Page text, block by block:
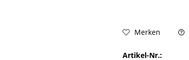
Merken
Artikel-Nr.: